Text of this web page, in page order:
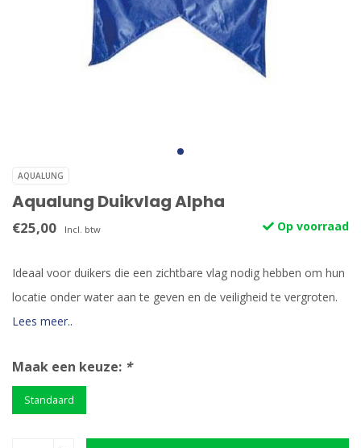
AQUALUNG
Aqualung Duikvlag Alpha
€25,00 Incl. btw Op voorraad
Ideaal voor duikers die een zichtbare vlag nodig hebben om hun
locatie onder water aan te geven en de veiligheid te vergroten.
Lees meer..
Maak een keuze: *
Standaard